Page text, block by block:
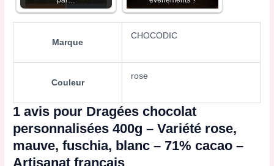
Marque
CHOCODIC
Couleur
rose
1 avis pour Dragées chocolat
personnalisées 400g – Variété rose,
mauve, fuschia, blanc – 71% cacao –
Artisanat français